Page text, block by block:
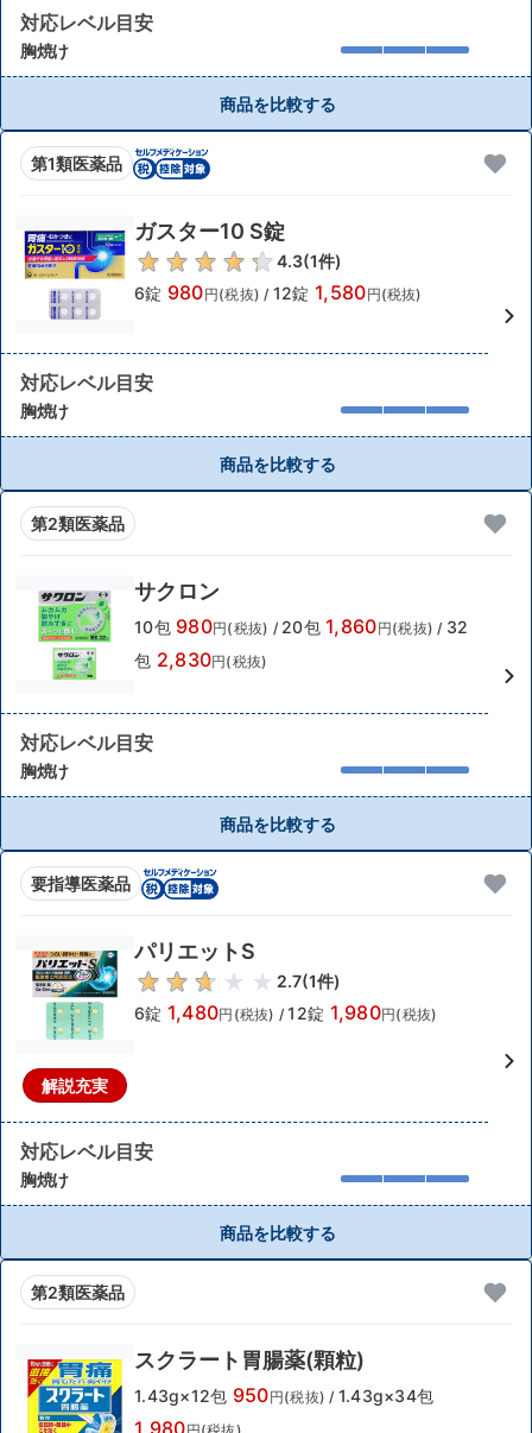
対応レベル目安
胸焼け
商品を比較する
第1類医薬品
ガスター10 S錠
4.3(1件)
6錠 980円(税抜) / 12錠 1,580円(税抜)
対応レベル目安
胸焼け
商品を比較する
第2類医薬品
サクロン
10包 980円(税抜) / 20包 1,860円(税抜) / 32
包 2,830円(税抜)
対応レベル目安
胸焼け
商品を比較する
要指導医薬品
解説充実
パリエットS
2.7(1件)
6錠 1,480円(税抜) / 12錠 1,980円(税抜)
対応レベル目安
胸焼け
商品を比較する
第2類医薬品
スクラート胃腸薬(顆粒)
1.43g×12包 950円(税抜) / 1.43g×34包